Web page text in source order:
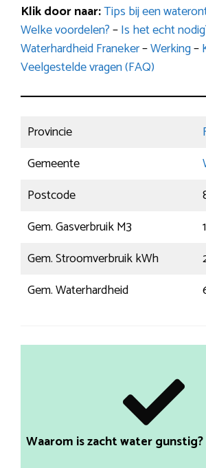
Klik door naar:Tips bij een
Welke voordelen?–Is het echt
Waterhardheid Franeker–Werking–
Veelgestelde vragen (FAQ)
Provincie
Gemeente
Postcode
Gem. Gasverbruik M3
Gem. Stroomverbruik kWh
Gem. Waterhardheid
Waarom is zacht water gunstig?